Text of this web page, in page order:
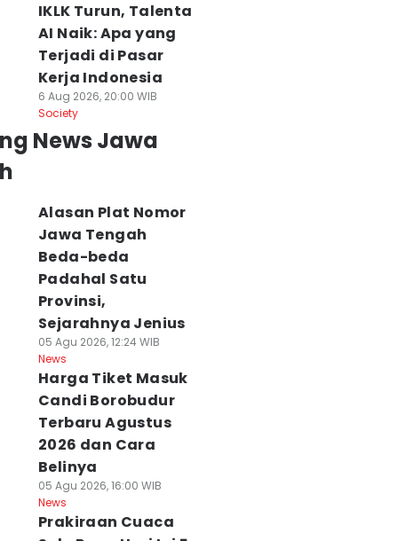
IKLK Turun, Talenta
AI Naik: Apa yang
Terjadi di Pasar
Kerja Indonesia
6 Aug 2026, 20:00 WIB
Society
News Jawa
Alasan Plat Nomor
Jawa Tengah
Beda-beda
Padahal Satu
Provinsi,
Sejarahnya Jenius
05 Agu 2026, 12:24 WIB
News
Harga Tiket Masuk
Candi Borobudur
Terbaru Agustus
2026 dan Cara
Belinya
05 Agu 2026, 16:00 WIB
News
Prakiraan Cuaca